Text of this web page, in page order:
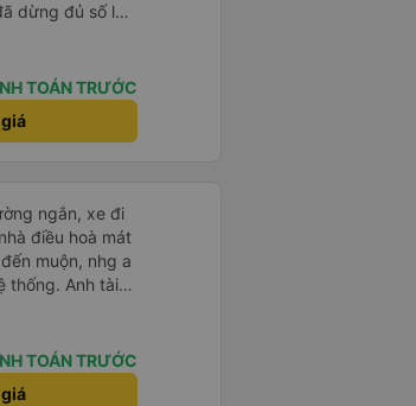
dừng đủ số lần
ghế ngồi có
chuyến đi.
TOÁN TRƯỚC
ngắn, xe đi
điều hoà mát
muộn, nhg a
thống. Anh tài
đã chở bọn
TOÁN TRƯỚC